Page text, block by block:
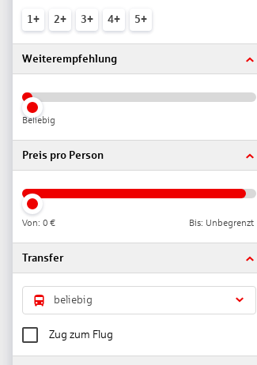
1+ 2+ 3+ 4+ 5+
Weiterempfehlung
Beliebig
Preis pro Person
Von: 0 € Bis: Unbegrenzt
Transfer
beliebig
Zug zum Flug